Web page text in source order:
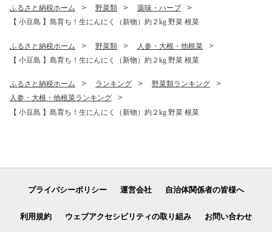
で、予めご了承ください。
ふるさと納税ホーム 野菜類
薬味・ハーブ
【 小豆島 】島育ち！生にんにく（新物）約２kg 野菜 根菜
ふるさと納税ホーム 野菜類
人参・大根・他根菜
【 小豆島 】島育ち！生にんにく（新物）約２kg 野菜 根菜
ふるさと納税ホーム ランキング
野菜類ランキング
人参・大根・他根菜ランキング
【 小豆島 】島育ち！生にんにく（新物）約２kg 野菜 根菜
プライバシーポリシー 運営会社 自治体関係者の皆様へ
利用規約 ウェブアクセシビリティの取り組み お問い合わせ